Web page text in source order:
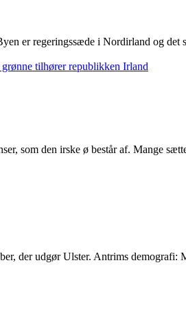
er regeringssæde i Nordirland og
som den irske ø består af. Mange
der udgør Ulster. Antrims